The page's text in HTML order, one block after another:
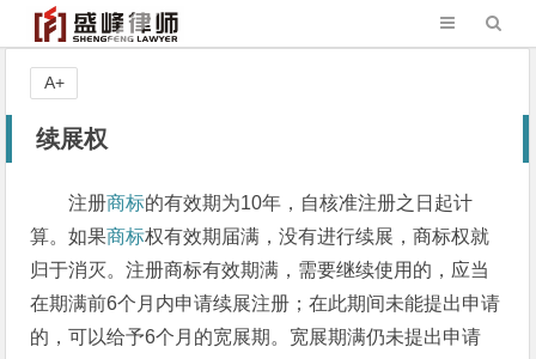
续展权
注册商标的有效期为10年，自核准注册之日起计
算。如果商标权有效期届满，没有进行续展，商标权就
归于消灭。注册商标有效期满，需要继续使用的，应当
在期满前6个月内申请续展注册；在此期间未能提出申请
的，可以给予6个月的宽展期。宽展期满仍未提出申请
A+